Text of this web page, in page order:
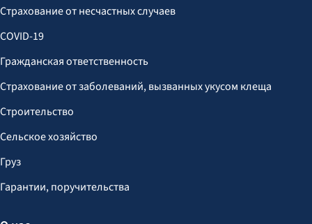
Страхование от несчастных случаев
COVID-19
Гражданская ответственность
Страхование от заболеваний, вызванных укусом клеща
Строительство
Сельское хозяйство
Груз
Гарантии, поручительства